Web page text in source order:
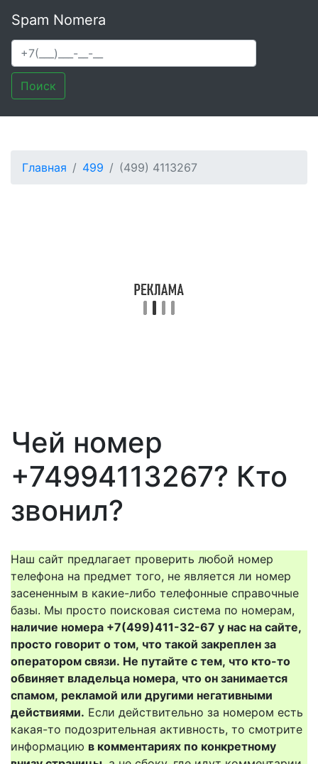
Spam Nomera
Поиск
Главная 499 (499) 4113267
Чей номер
+74994113267? Кто
звонил?
Наш сайт предлагает проверить любой номер
телефона на предмет того, не является ли номер
засененным в какие-либо телефонные справочные
базы. Мы просто поисковая система по номерам,
наличие номера +7(499)411-32-67 у нас на сайте,
просто говорит о том, что такой закреплен за
оператором связи. Не путайте с тем, что кто-то
обвиняет владельца номера, что он занимается
спамом, рекламой или другими негативными
действиями. Если действительно за номером есть
какая-то подозрительная активность, то смотрите
информацию в комментариях по конкретному